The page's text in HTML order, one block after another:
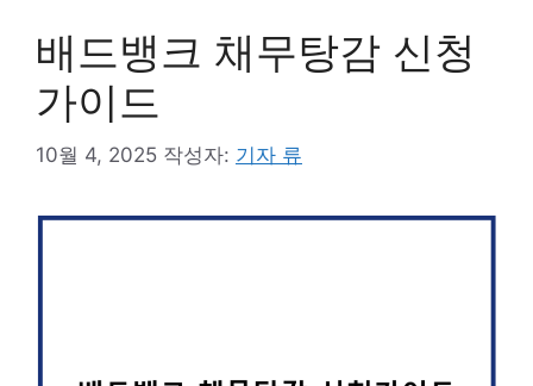
배드뱅크 채무탕감 신청
가이드
10월 4, 2025 작성자: 기자 류